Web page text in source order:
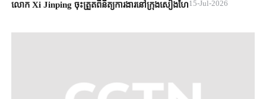
លោក Xi Jinping ចុះត្រួតពិនិត្យការងារនៅក្រុងសៀងហៃ15-Jul-2026